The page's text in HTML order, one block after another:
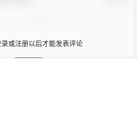
或注册以后才能发表评论